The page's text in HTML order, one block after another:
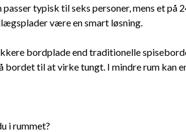
typisk til seks personer, mens et på
være en smart løsning.
bordplade end traditionelle
bordet til at virke tungt. I mindre rum kan
i rummet?